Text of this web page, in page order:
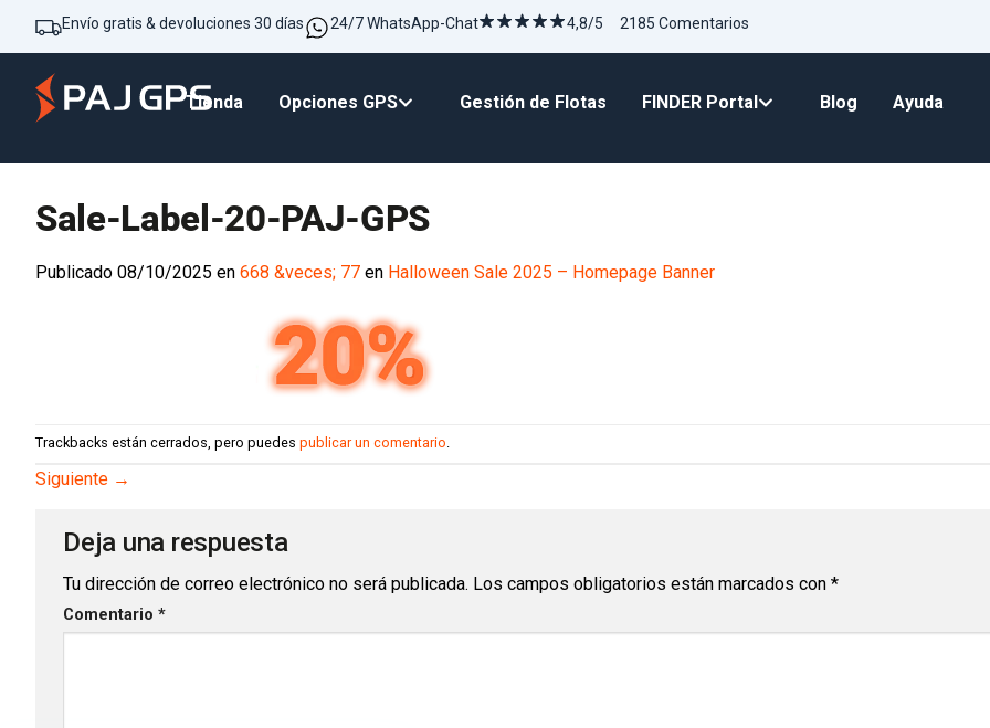
Envío gratis & devoluciones 30 días 24/7 WhatsApp-Chat 4,8/5 2185 Comentarios
Tienda Opciones GPS Gestión de Flotas FINDER Portal Blog Ayuda
Sale-Label-20-PAJ-GPS
Publicado 08/10/2025 en 668 &veces; 77 en Halloween Sale 2025 – Homepage Banner
Trackbacks están cerrados, pero puedes publicar un comentario
Siguiente →
Deja una respuesta
Tu dirección de correo electrónico no será publicada. Los campos obligatorios están marcados con *
Comentario *